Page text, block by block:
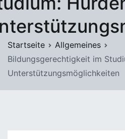
Startseite
Allgemeines
Bildungsgerechtigkeit im
Unterstützungsmöglichkeiten